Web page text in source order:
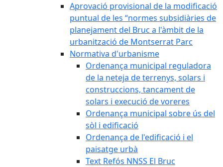
Aprovació provisional de la modificació
puntual de les “normes subsidiàries de
planejament del Bruc a l'àmbit de la
urbanització de Montserrat Parc
Normativa d'urbanisme
Ordenança municipal reguladora
de la neteja de terrenys, solars i
construccions, tancament de
solars i execució de voreres
Ordenança municipal sobre ús del
sòl i edificació
Ordenança de l'edificació i el
paisatge urbà
Text Refós NNSS El Bruc